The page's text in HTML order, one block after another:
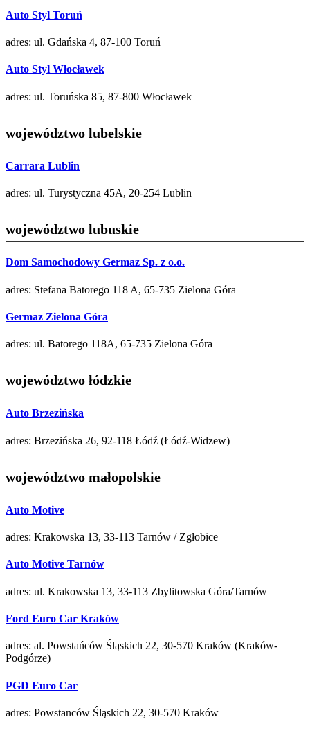
Auto Styl Toruń
adres: ul. Gdańska 4, 87-100 Toruń
Auto Styl Włocławek
adres: ul. Toruńska 85, 87-800 Włocławek
województwo lubelskie
Carrara Lublin
adres: ul. Turystyczna 45A, 20-254 Lublin
województwo lubuskie
Dom Samochodowy Germaz Sp. z o.o.
adres: Stefana Batorego 118 A, 65-735 Zielona Góra
Germaz Zielona Góra
adres: ul. Batorego 118A, 65-735 Zielona Góra
województwo łódzkie
Auto Brzezińska
adres: Brzezińska 26, 92-118 Łódź (Łódź-Widzew)
województwo małopolskie
Auto Motive
adres: Krakowska 13, 33-113 Tarnów / Zgłobice
Auto Motive Tarnów
adres: ul. Krakowska 13, 33-113 Zbylitowska Góra/Tarnów
Ford Euro Car Kraków
adres: al. Powstańców Śląskich 22, 30-570 Kraków (Kraków-
Podgórze)
PGD Euro Car
adres: Powstanców Śląskich 22, 30-570 Kraków